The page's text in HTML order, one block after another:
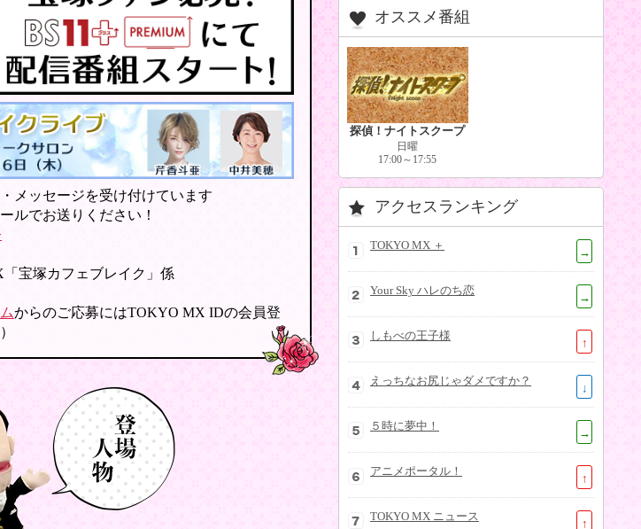
メッセージを受け付けています
ルでお送りください！
宝塚カフェブレイク」係
からのご応募にはTOKYO MX IDの会員登
オススメ番組
探偵！ナイトスクープ
日曜
17:00～17:55
アクセスランキング
TOKYO MX ＋
→
Your Sky ハレのち恋
→
しもべの王子様
↑
えっちなお尻じゃダメですか？
↓
５時に夢中！
→
アニメポータル！
↑
TOKYO MX ニュース
↑